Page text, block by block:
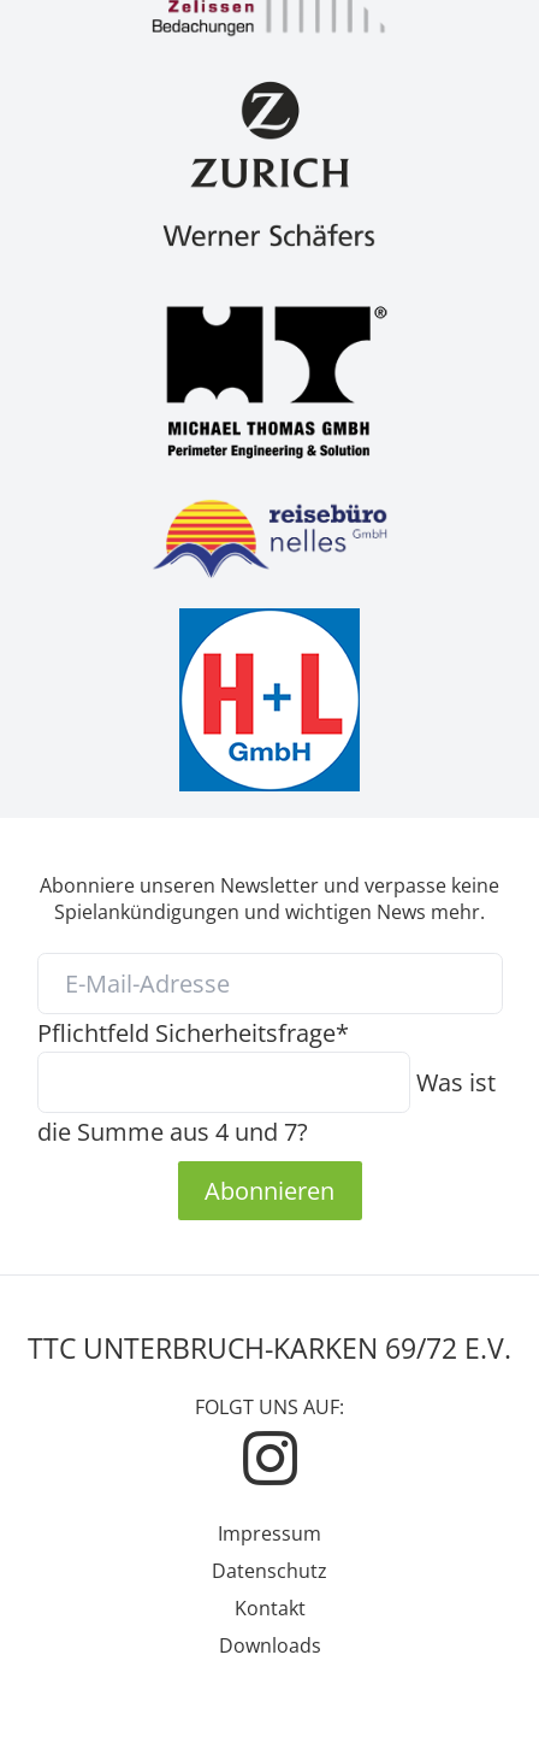
Abonniere unseren Newsletter und verpasse keine
Spielankündigungen und wichtigen News mehr.
Pflichtfeld Sicherheitsfrage*
Was ist
die Summe aus 4 und 7?
Abonnieren
TTC UNTERBRUCH-KARKEN 69/72 E.V.
FOLGT UNS AUF:
Impressum
Datenschutz
Kontakt
Downloads